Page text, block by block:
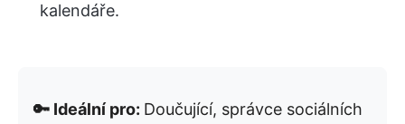
kalendáře.
🔑 Ideální pro: Doučující, správce sociálních